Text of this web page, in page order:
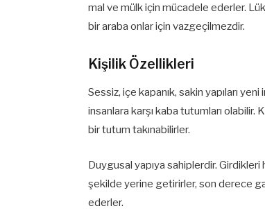
mal ve mülk için mücadele ederler.
bir araba onlar için vazgeçilmezdir.
Kişilik Özellikleri
Sessiz, içe kapanık, sakin yapıları
insanlara karşı kaba tutumları olabilir.
bir tutum takınabilirler.
Duygusal yapıya sahiplerdir.
şekilde yerine getirirler, son derece
ederler.